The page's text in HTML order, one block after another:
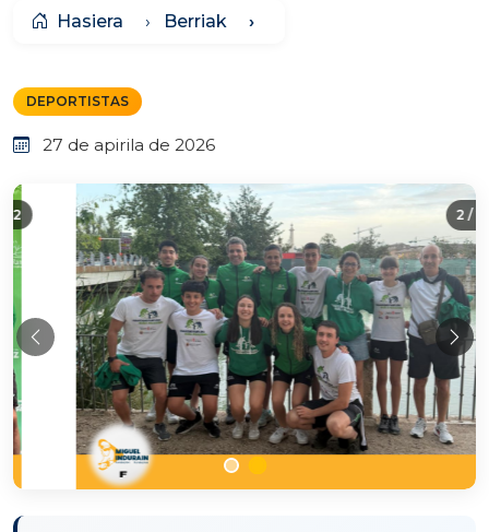
Hasiera Berriak
DEPORTISTAS
27 de apirila de 2026
2 / 2
Aurrekoa